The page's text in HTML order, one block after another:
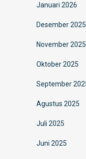
Januari 2026
Desember 2025
November 2025
Oktober 2025
September
Agustus 2025
Juli 2025
Juni 2025